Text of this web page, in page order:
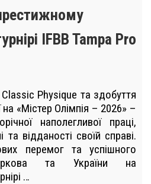
IFBB Tampa Pro
Classic Physique та здобуття
на «Містер Олімпія – 2026» –
наполегливої праці,
та відданості своїй справі.
перемог та успішного
та України на
…